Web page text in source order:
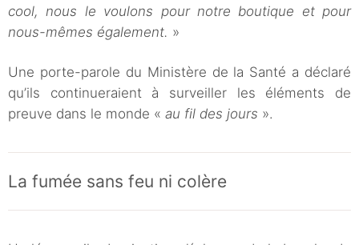
cool, nous le voulons pour notre boutique et pour
nous-mêmes également. »
Une porte-parole du Ministère de la Santé a déclaré
qu’ils continueraient à surveiller les éléments de
preuve dans le monde « au fil des jours ».
La fumée sans feu ni colère